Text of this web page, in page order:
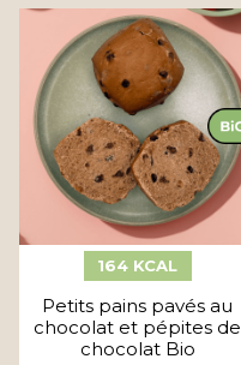
164 KCAL
Petits pains pavés au
chocolat et pépites de
chocolat Bio